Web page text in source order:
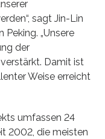
sagt Jin-Lin
Peking. „Unsere
der
Damit ist
Weise erreicht
umfassen 24
2002, die meisten